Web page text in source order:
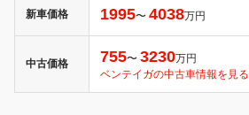
新車価格 1995〜 4038万円
中古価格 755〜 3230万円
ベンテイガの中古車情報を見る